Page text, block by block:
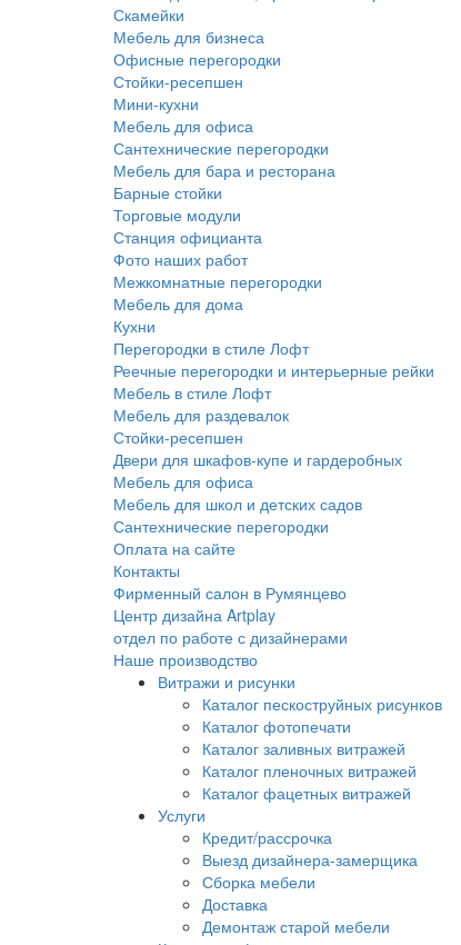
Скамейки
Мебель для бизнеса
Офисные перегородки
Стойки-ресепшен
Мини-кухни
Мебель для офиса
Сантехнические перегородки
Мебель для бара и ресторана
Барные стойки
Торговые модули
Станция официанта
Фото наших работ
Межкомнатные перегородки
Мебель для дома
Кухни
Перегородки в стиле Лофт
Реечные перегородки и интерьерные рейки
Мебель в стиле Лофт
Мебель для раздевалок
Стойки-ресепшен
Двери для шкафов-купе и гардеробных
Мебель для офиса
Мебель для школ и детских садов
Сантехнические перегородки
Оплата на сайте
Контакты
Фирменный салон в Румянцево
Центр дизайна Artplay
отдел по работе с дизайнерами
Наше производство
Витражи и рисунки
Каталог пескоструйных рисунков
Каталог фотопечати
Каталог заливных витражей
Каталог пленочных витражей
Каталог фацетных витражей
Услуги
Кредит/рассрочка
Выезд дизайнера-замерщика
Сборка мебели
Доставка
Демонтаж старой мебели